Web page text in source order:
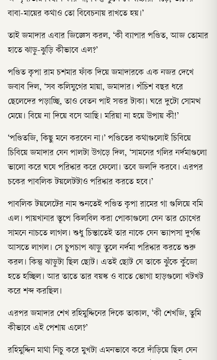
বাবা-মায়ের কথাও তো বিবেচনায় রাখতে হয়।’
তাই জমাদার এবার জিজ্ঞেস করল, ‘কী ব্যাপার পণ্ডিত, আজ তোমার
হাতে ঝাড়ু-ঝুড়ি কীভাবে এল?’
পণ্ডিত কৃপা রাম চশমার ফাঁক দিয়ে জমাদারকে এক নজর দেখে
জবাব দিল, ‘সব কলিযুগের মায়া, জমাদার। পঁচিশ বছর ধরে
ছেলেদের পড়াচ্ছি, তাও বেতন পাই সত্তর টাকা। ঘরে দুটো সোমত্থ
মেয়ে। বিয়ে না দিয়ে বসে আছি। মরিয়া না হয়ে উপায় কী!’
‘পণ্ডিতজি, কিছু মনে করবেন না।’ পণ্ডিতের কথাগুলোই চিবিয়ে
চিবিয়ে জমাদার যেন পালটা উগড়ে দিল, ‘সামনের গলির নর্দমাগুলো
ভালো করে ঘষে পরিষ্কার করে ফেলো। তবে জলদি করবে। এরপর
চকের পাবলিক টয়লেটটাও পরিষ্কার করতে হবে।’
পাবলিক টয়লেটের নাম শুনতেই পণ্ডিত কৃপা রামের গা গুলিয়ে বমি
এল। পায়খানার স্তূপে কিলবিল করা পোকাগুলো যেন তার চোখের
সামনে নাচতে লাগল। শুধু চিন্তাতেই তার নাকে যেন ভ্যাপসা দুর্গন্ধ
আসতে লাগল। সে চুপচাপ ঝাড়ু তুলে নর্দমা পরিষ্কার করতে শুরু
করল। কিন্তু ঝাড়ুটা ছিল ছোট। এতই ছোট যে তাকে ঝুঁকে কুঁজো
হতে হচ্ছিল। আর তাতে তার বয়স্ক ও বাতে ভোগা হাড়গুলো খটখট
করে শব্দ করছিল।
এরপর জমাদার শেখ রহিমুদ্দিনের দিকে তাকাল, ‘কী শেখজি, তুমি
কীভাবে এই পেশায় এলে?’
রহিমুদ্দিন মাথা নিচু করে মুখটা এমনভাবে করে দাঁড়িয়ে ছিল যেন